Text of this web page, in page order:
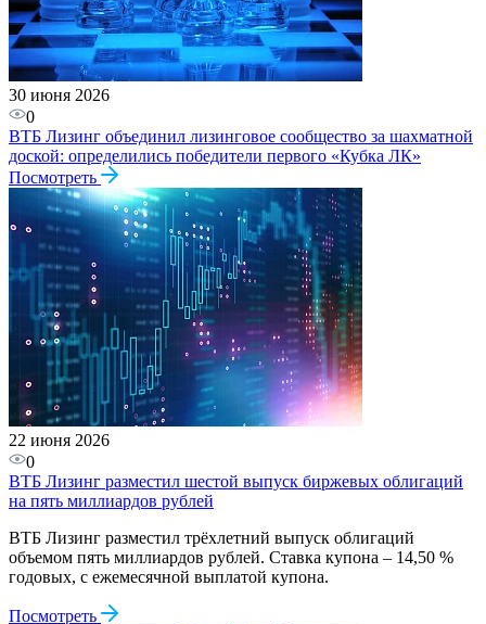
30 июня 2026
0
ВТБ Лизинг объединил лизинговое сообщество за шахматной
доской: определились победители первого «Кубка ЛК»
Посмотреть
22 июня 2026
0
ВТБ Лизинг разместил шестой выпуск биржевых облигаций
на пять миллиардов рублей
ВТБ Лизинг разместил трёхлетний выпуск облигаций
объемом пять миллиардов рублей. Ставка купона – 14,50 %
годовых, с ежемесячной выплатой купона.
Посмотреть